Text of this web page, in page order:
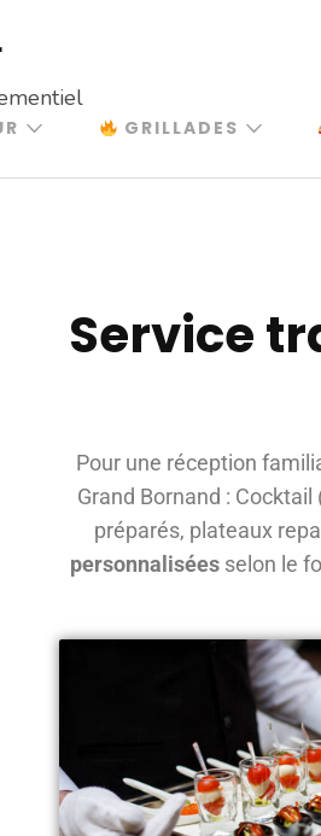
GRILLADES
Service
Pour une réception
Grand Bornand :
préparés, plateaux
personnaliséesselon le